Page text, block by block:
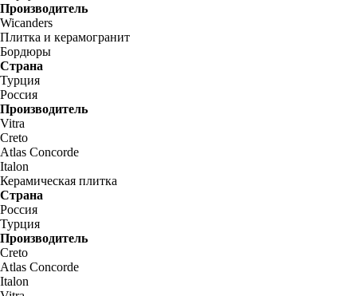
Производитель
Wicanders
Плитка и керамогранит
Бордюры
Страна
Турция
Россия
Производитель
Vitra
Creto
Atlas Concorde
Italon
Керамическая плитка
Страна
Россия
Турция
Производитель
Creto
Atlas Concorde
Italon